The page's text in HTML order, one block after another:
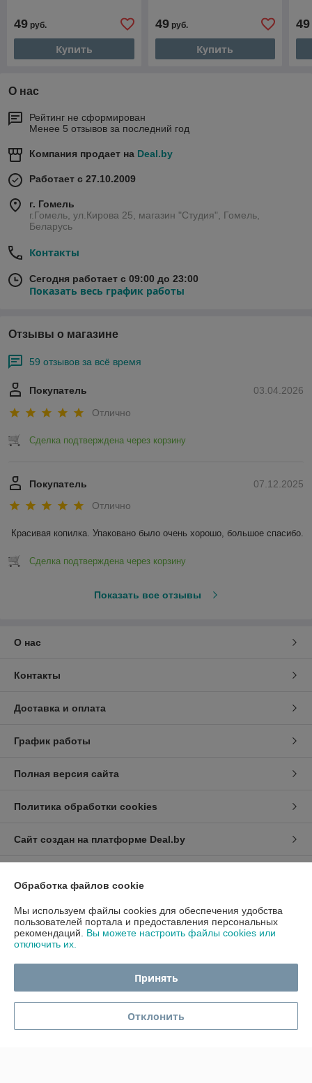
49 руб.
Купить
49руб.
Купить
49
О нас
Рейтинг не сформирован
Менее 5 отзывов за последний год
Компания продает на Deal.by
Работает с 27.10.2009
г. Гомель
г.Гомель, ул.Кирова 25, магазин "Студия", Гомель,
Беларусь
Контакты
Сегодня работает с 09:00 до 23:00
Показать весь график работы
Отзывы о магазине
59 отзывов за всё время
03.04.2026
Покупатель
Отлично
Сделка подтверждена через корзину
07.12.2025
Покупатель
Отлично
Красивая копилка. Упаковано было очень хорошо, большое спасибо.
Сделка подтверждена через корзину
Показать все отзывы
О нас
Контакты
Доставка и оплата
График работы
Полная версия сайта
Политика обработки cookies
Сайт создан на платформе Deal.by
Информация для покупателя
Михайловна
Обработка файлов cookie
Мы используем файлы cookies для обеспечения удобства
пользователей портала и предоставления персональных
рекомендаций. Вы можете настроить файлы cookies или
отключить их.
Принять
Отклонить